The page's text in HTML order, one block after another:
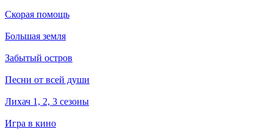
Скорая помощь
Большая земля
Забытый остров
Песни от всей души
Лихач 1, 2, 3 сезоны
Игра в кино